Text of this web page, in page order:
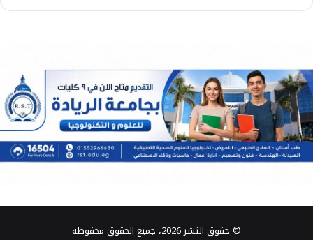
© حقوق النشر 2026، جميع الحقوق محفوظة